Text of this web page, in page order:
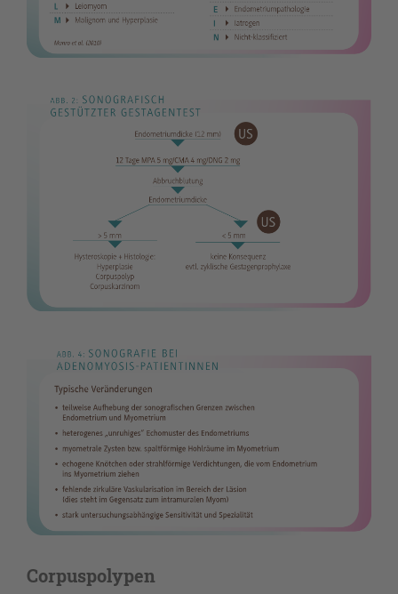
Corpuspolypen